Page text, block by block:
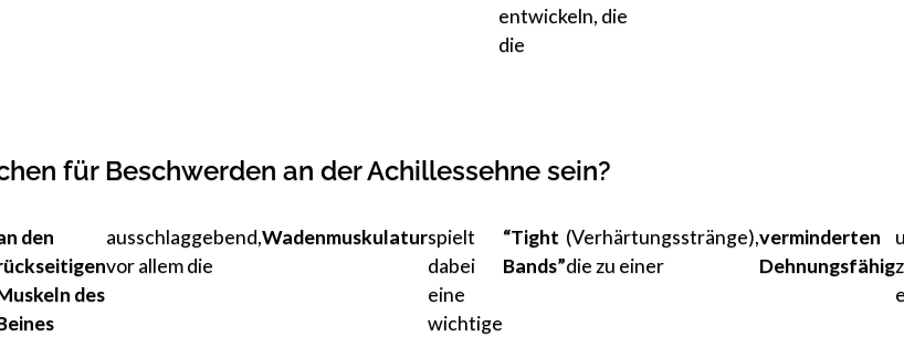
entwickeln, die
die
für Beschwerden an der Achillessehne sein?
den
des
ausschlaggebend,
vor allem die
Wadenmuskulaturspielt
dabei
eine
wichtige
“Tight
Bands”
(Verhärtungsstränge),
die zu einer
verminderten
Dehnungsfähig